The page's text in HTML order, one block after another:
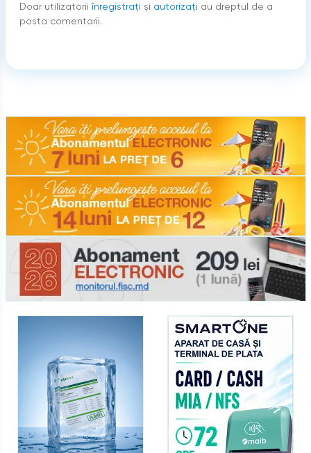
Doar utilizatorii înregistraţi şi autorizați au dreptul de a
posta comentarii.